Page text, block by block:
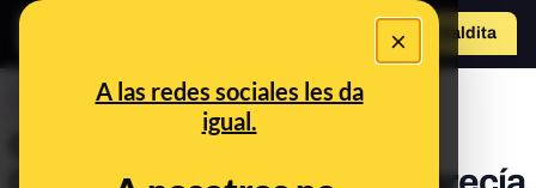
×
A las redes sociales les da
igual.
Hazte Maldita
CONTROL DEL PODER
Cuando al Gobierno de la